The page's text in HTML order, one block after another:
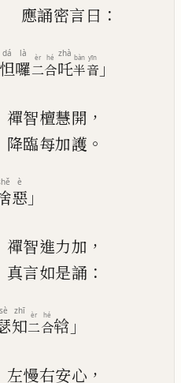
應誦密言曰 ：
怛
dá
囉
là
二
èr
合
hé
吒
zhà
半
bàn
音
yīn 」
禪智檀慧開 ，
降臨每加護 。
惡
è
」
禪智進力加 ，
真言如是誦 ：
sè
知
zhī
二
èr
合
hé
𤚥 」
左慢右安心 ，